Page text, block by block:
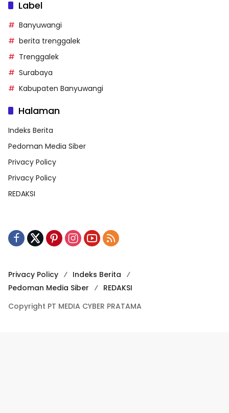
Label
Banyuwangi
berita trenggalek
Trenggalek
Surabaya
Kabupaten Banyuwangi
Halaman
Indeks Berita
Pedoman Media Siber
Privacy Policy
Privacy Policy
REDAKSI
Privacy Policy
Indeks Berita
Pedoman Media Siber
REDAKSI
Copyright PT MEDIA CYBER PRATAMA